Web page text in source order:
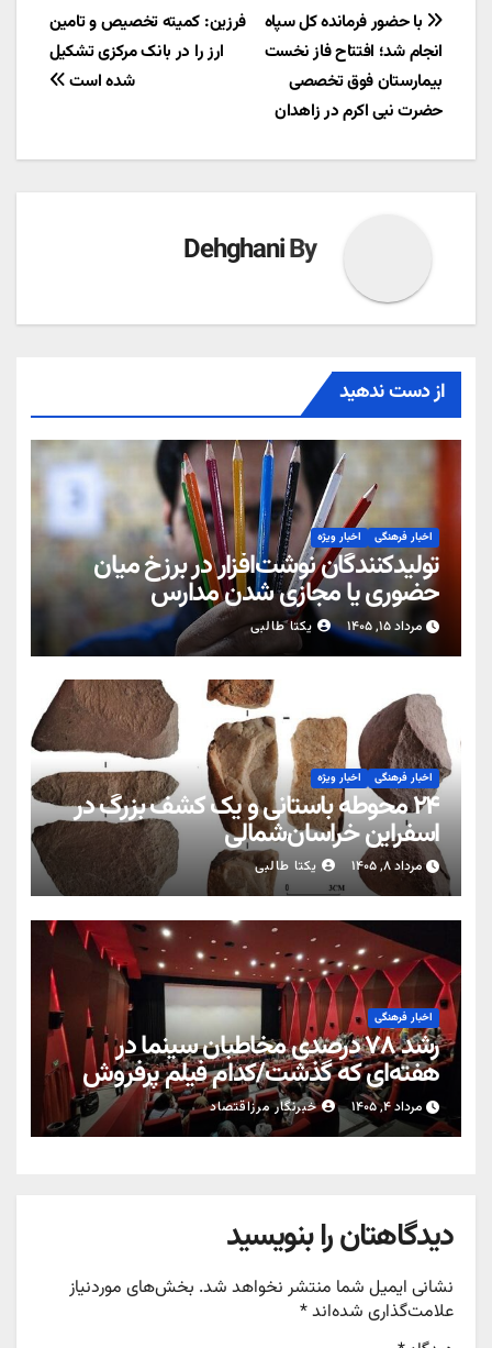
راهبری
نوشته
فرزین: کمیته تخصیص و تامین
ارز را در بانک مرکزی تشکیل
شده است
با حضور فرمانده کل سپاه
انجام شد؛ افتتاح فاز نخست
بیمارستان فوق تخصصی
حضرت نبی اکرم در زاهدان
By
Dehghani
از دست ندهید
اخبار فرهنگی اخبار ویژه
تولیدکنندگان نوشت‌افزار در برزخ میان
حضوری یا مجازی شدن مدارس
مرداد ۱۵, ۱۴۰۵ یکتا طالبی
اخبار فرهنگی اخبار ویژه
۲۴ محوطه باستانی و یک کشف بزرگ در
اسفراین خراسان‌شمالی
مرداد ۸, ۱۴۰۵ یکتا طالبی
اخبار فرهنگی
رشد ۷۸ درصدی مخاطبان سینما در
هفته‌ای که گذشت/کدام فیلم پرفروش
شد؟
مرداد ۴, ۱۴۰۵ خبرنگار مرزاقتصاد
دیدگاهتان را بنویسید
نشانی ایمیل شما منتشر نخواهد شد. بخش‌های موردنیاز
علامت‌گذاری شده‌اند*